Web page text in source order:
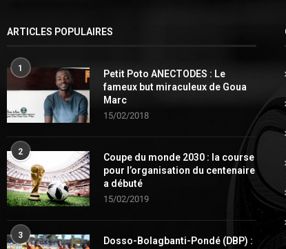
ARTICLES POPULAIRES
1
Petit Poto ANECTODES : Le
fameux but miraculeux de Goua
Marc
15/02/2018
2
Coupe du monde 2030 : la course
pour l’organisation du centenaire
a débuté
15/02/2019
3
Dosso-Bolagbanti-Pondé (DBP) :